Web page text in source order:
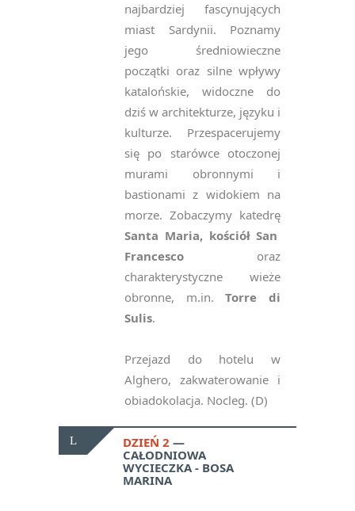
najbardziej fascynujących
miast Sardynii. Poznamy
jego średniowieczne
początki oraz silne wpływy
katalońskie, widoczne do
dziś w architekturze, języku i
kulturze. Przespacerujemy
się po starówce otoczonej
murami obronnymi i
bastionami z widokiem na
morze. Zobaczymy katedrę
Santa Maria, kościół San
Francesco oraz
charakterystyczne wieże
obronne, m.in.Torre di
Sulis.
Przejazd do hotelu w
Alghero, zakwaterowanie i
obiadokolacja. Nocleg. (D)
DZIEŃ 2
CAŁODNIOWA
WYCIECZKA - BOSA
MARINA